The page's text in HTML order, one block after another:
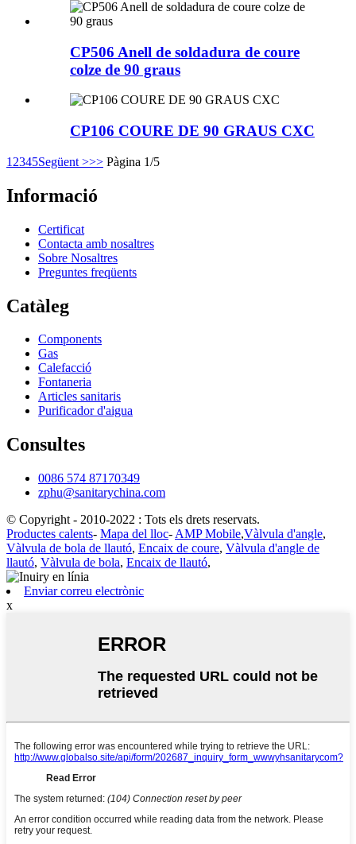
CP506 Anell de soldadura de coure
colze de 90 graus
CP106 COURE DE 90 GRAUS CXC
1 2345Següent >>> Pàgina 1/5
Informació
Certificat
Contacta amb nosaltres
Sobre Nosaltres
Preguntes freqüents
Catàleg
Components
Gas
Calefacció
Fontaneria
Articles sanitaris
Purificador d'aigua
Consultes
0086 574 87170349
zphu@sanitarychina.com
© Copyright - 2010-2022 : Tots els drets reservats.
Productes calents- Mapa del lloc- AMP Mobile,Vàlvula d'angle,
Vàlvula de bola de llautó, Encaix de coure, Vàlvula d'angle de
llautó, Vàlvula de bola, Encaix de llautó,
Enviar correu electrònic
x